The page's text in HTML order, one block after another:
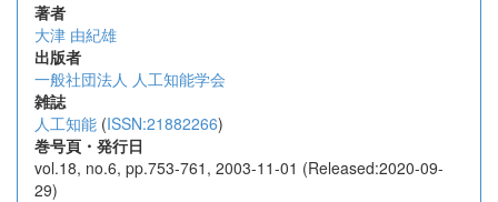
著者
大津 由紀雄
出版者
一般社団法人 人工知能学会
雑誌
人工知能 (ISSN:21882266)
巻号頁・発行日
vol.18, no.6, pp.753-761, 2003-11-01 (Released:2020-09-
29)